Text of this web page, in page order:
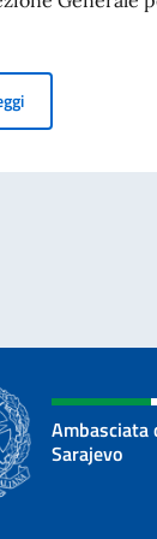
Pubblicato il
Ambasciata
Sarajevo